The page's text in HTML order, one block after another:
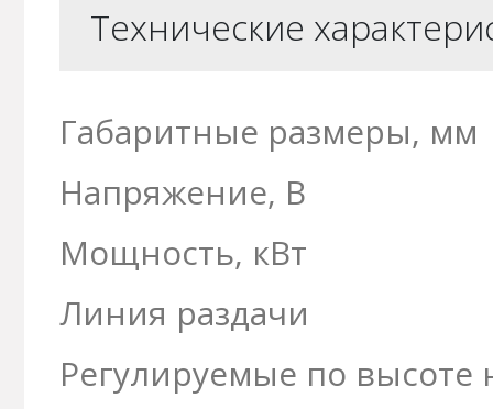
Технические
Габаритные размеры, мм
Напряжение, В
Мощность, кВт
Линия раздачи
Регулируемые по высоте